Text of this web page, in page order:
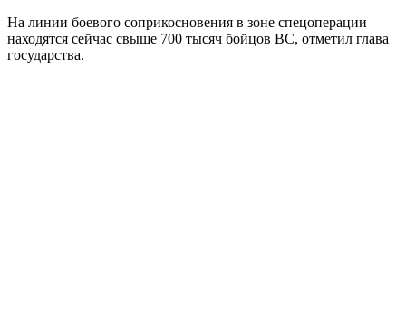
На линии боевого соприкосновения в зоне спецоперации
находятся сейчас свыше 700 тысяч бойцов ВС, отметил глава
государства.